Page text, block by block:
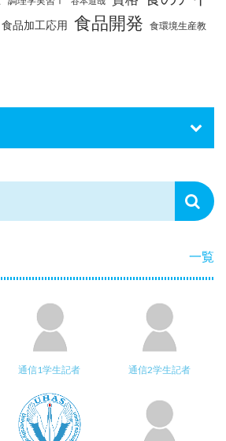
食品加工応用 食品開発 食環境生産教
一覧
通信1学生記者 通信2学生記者